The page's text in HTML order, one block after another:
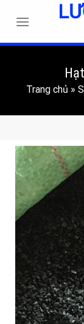
Trang chủ »